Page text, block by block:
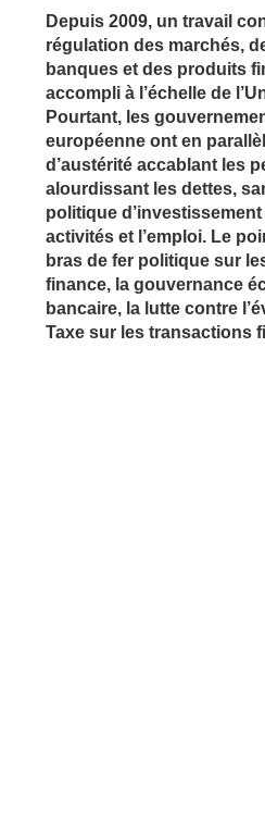
Depuis 2009, un travail
régulation des marchés,
banques et des produits
accompli à l’échelle de
Pourtant, les
européenne ont en
d’austérité accablant les
alourdissant les dettes,
politique
activités et l’emploi. Le
bras de fer politique sur
finance, la gouvernance
bancaire, la lutte contre
Taxe sur les transactions